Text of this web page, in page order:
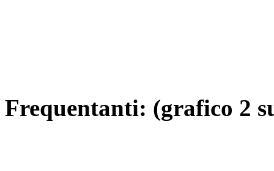
Frequentanti: (grafico 2